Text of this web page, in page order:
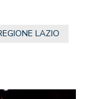
LAZIO